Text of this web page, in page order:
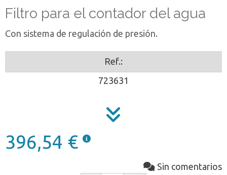
Filtro para el contador del agua
Con sistema de regulación de presión.
Ref.:
723631
396,54 €
Sin comentarios